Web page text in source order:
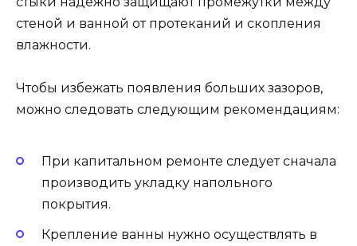
стеной и ванной от протеканий и скопления
влажности.
Чтобы избежать появления больших зазоров,
можно следовать следующим рекомендациям:
При капитальном ремонте следует сначала
производить укладку напольного
покрытия.
Крепление ванны нужно осуществлять в